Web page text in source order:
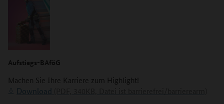
Aufstiegs-BAföG
Machen Sie Ihre Karriere zum Highlight!
Download